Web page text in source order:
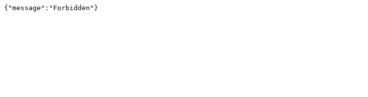
{"message":"Forbidden"}